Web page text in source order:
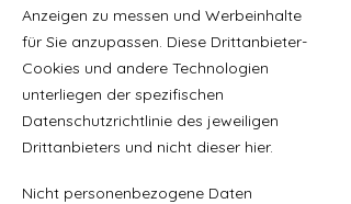
Anzeigen zu messen und Werbeinhalte
für Sie anzupassen. Diese Drittanbieter-
Cookies und andere Technologien
unterliegen der spezifischen
Datenschutzrichtlinie des jeweiligen
Drittanbieters und nicht dieser hier.
Nicht personenbezogene Daten